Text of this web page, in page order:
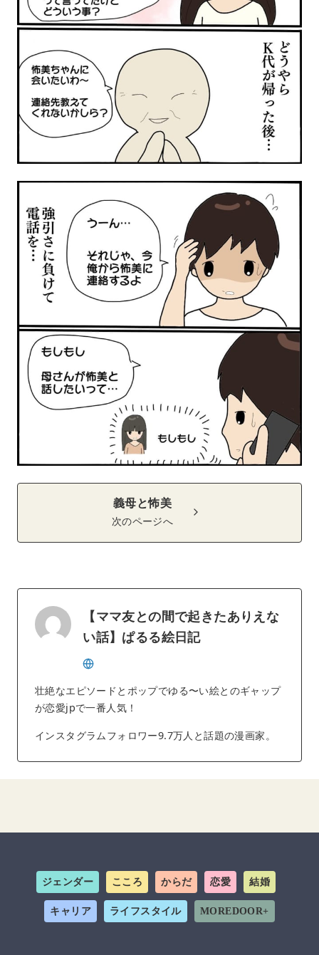
義母と怖美
次のページへ
【ママ友との間で起きたありえな
い話】ぱるる絵日記
壮絶なエピソードとポップでゆる〜い絵とのギャップ
が恋愛jpで一番人気！
インスタグラムフォロワー9.7万人と話題の漫画家。
ジェンダー こころ からだ 恋愛 結婚
キャリア ライフスタイル MOREDOOR+